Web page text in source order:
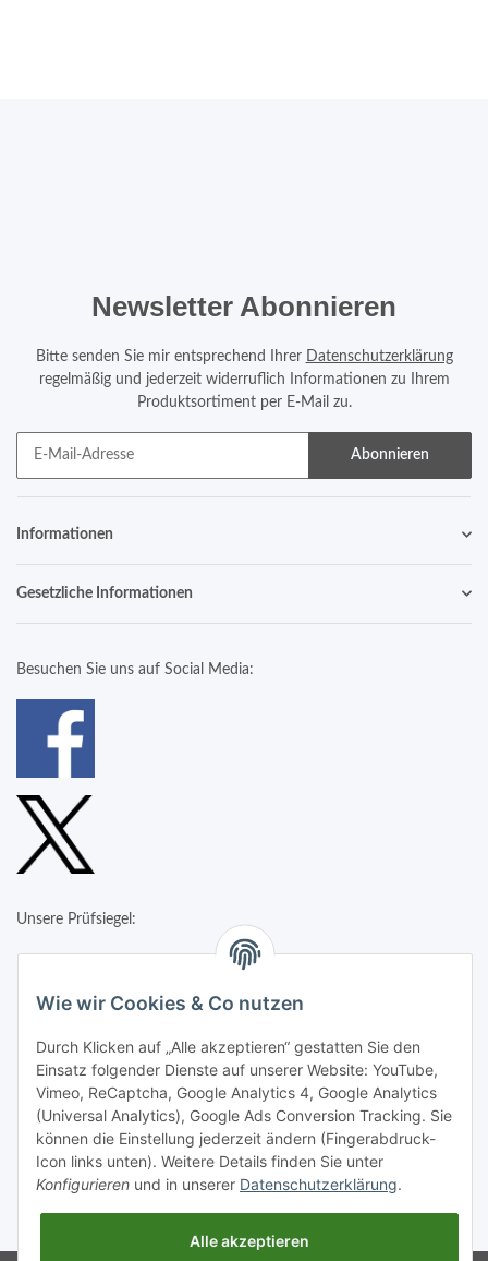
Newsletter Abonnieren
Bitte senden Sie mir entsprechend Ihrer
Datenschutzerklärung
regelmäßig und jederzeit widerruflich Informationen zu Ihrem
Produktsortiment per E-Mail zu.
Abonnieren
Informationen
Gesetzliche Informationen
Besuchen Sie uns auf Social Media:
Unsere Prüfsiegel:
Wie wir Cookies & Co nutzen
Durch Klicken auf „Alle akzeptieren“ gestatten Sie den
Einsatz folgender Dienste auf unserer Website: YouTube,
Vimeo, ReCaptcha, Google Analytics 4, Google Analytics
(Universal Analytics), Google Ads Conversion Tracking. Sie
können die Einstellung jederzeit ändern (Fingerabdruck-
Icon links unten). Weitere Details finden Sie unter
Konfigurieren und in unserer Datenschutzerklärung.
Alle akzeptieren